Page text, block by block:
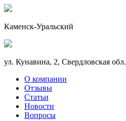
Каменск-Уральский
ул. Кунавина, 2, Свердловская обл.
О компании
Отзывы
Статьи
Новости
Вопросы